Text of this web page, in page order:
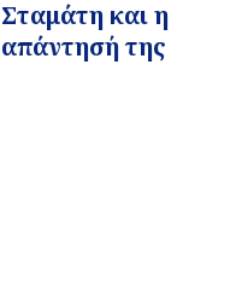
Σταμάτη και η
απάντησή της